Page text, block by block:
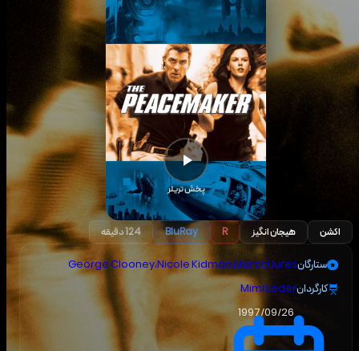
پخش تریلر
اکشن هیجان انگیز R
BluRay 124 دقیقه
ستارگان George Clooney،Nicole Kidman،Marcel Iures
کارگردانMimi Leder
1997/09/26